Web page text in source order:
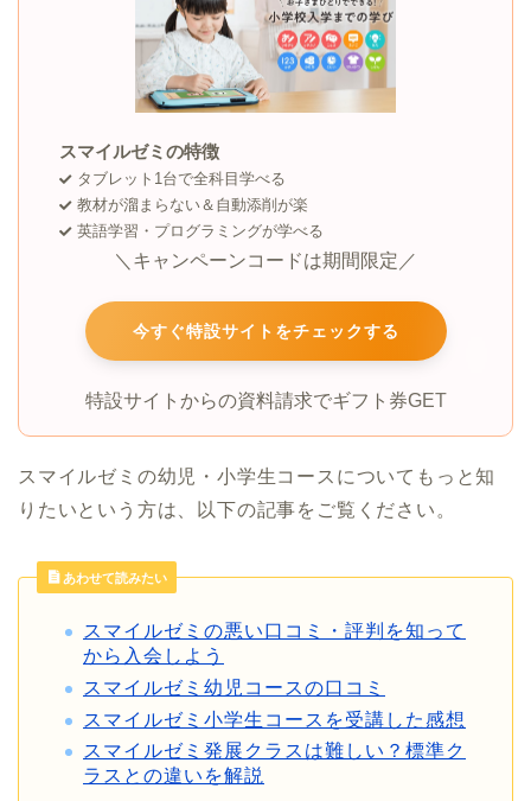
スマイルゼミの特徴
タブレット1台で全科目学べる
教材が溜まらない＆自動添削が楽
英語学習・プログラミングが学べる
＼キャンペーンコードは期間限定／
今すぐ特設サイトをチェックする
特設サイトからの資料請求でギフト券GET
スマイルゼミの幼児・小学生コースについてもっと知
りたいという方は、以下の記事をご覧ください。
あわせて読みたい
スマイルゼミの悪い口コミ・評判を知って
から入会しよう
スマイルゼミ幼児コースの口コミ
スマイルゼミ小学生コースを受講した感想
スマイルゼミ発展クラスは難しい？標準ク
ラスとの違いを解説